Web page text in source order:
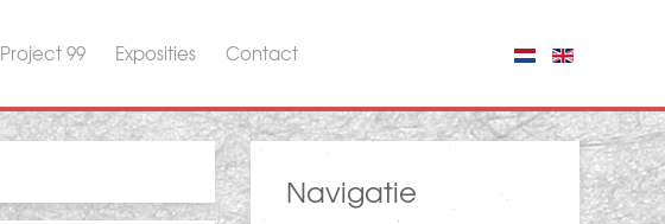
Project 99 Exposities Contact
Navigatie